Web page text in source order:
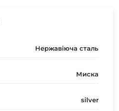
Нержавіюча сталь
Миска
silver